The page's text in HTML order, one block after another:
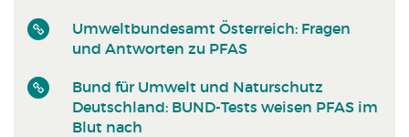
Umweltbundesamt Österreich: Fragen
und Antworten zu PFAS
Bund für Umwelt und Naturschutz
Deutschland: BUND-Tests weisen PFAS im
Blut nach